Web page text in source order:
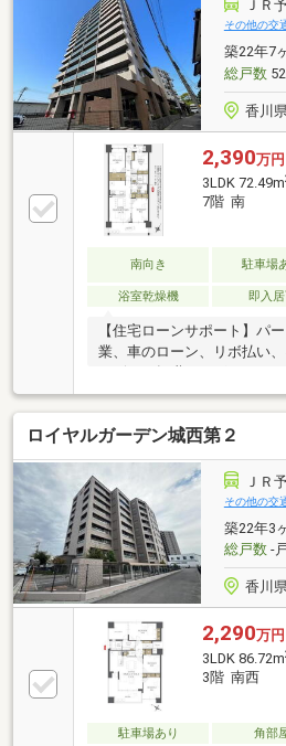
ＪＲ
その他の交
築22年7
総戸数
香川
2,390万円
3LDK 72.49m
7階 南
南向き 駐車場
浴室乾燥機
即入
【住宅ローンサポート】パ
業、車のローン、リボ払い
マザー、転職したばかり、
など住宅ローン審査が不安
いう方ほどご相談ください
万＋車ローン／勤続1年→通
／カード残債→通過・転職4
業2年目→補足資料＆補足説
収180万円→承無理な営業は
を一緒に探します。087-810-
も受付中
ロイヤルガーデン城西第２
ＪＲ
その他の交
築22年3
総戸数-
香川
2,290万円
3LDK 86.72m
3階 南西
駐車場あり 角部